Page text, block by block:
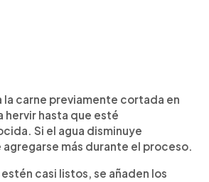
la carne previamente cortada en
hervir hasta que esté
Si el agua disminuye
más durante el proceso.
casi listos, se añaden los